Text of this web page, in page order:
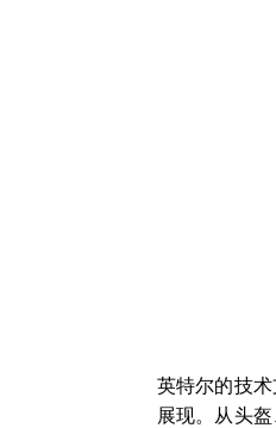
英特尔的技
展现。从头